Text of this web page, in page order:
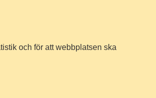
och för att webbplatsen ska